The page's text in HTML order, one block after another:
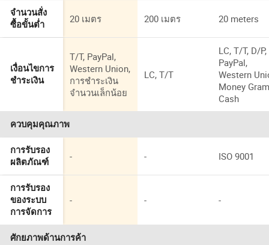
จำนวนสั่ง
ซื้อขั้นต่ำ
20 เมตร 200 เมตร 20 meters
เงื่อนไขการ
ชำระเงิน
T/T, PayPal,
Western Union,
การชำระเงิน
จำนวนเล็กน้อย
LC, T/T
LC, T/T, D/P,
PayPal,
Western
Money
Cash
ควบคุมคุณภาพ
การรับรอง
ผลิตภัณฑ์
- - ISO 9001
การรับรอง
ของระบบ
การจัดการ
- - -
ศักยภาพด้านการค้า